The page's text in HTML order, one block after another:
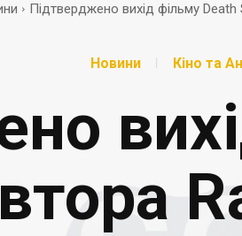
Підтверджено вихід фільму
Новини Кіно та